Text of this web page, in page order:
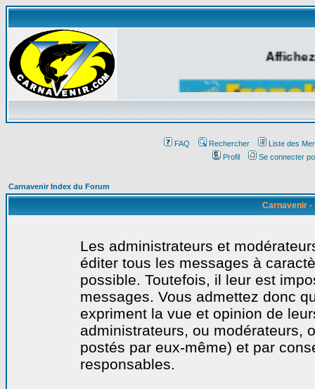
FAQ Rechercher
Liste des
Profil
Se connecter
Carnavenir Index du Forum
Carnavenir -
Les administrateurs et
éditer tous les messages à
possible. Toutefois, il leur est
messages. Vous admettez donc
expriment la vue et opinion de
administrateurs, ou modérateurs,
postés par eux-même) et par
responsables.